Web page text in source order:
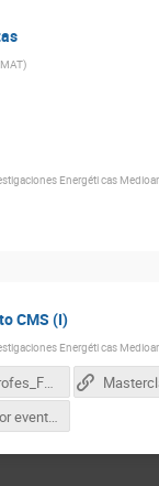
)
Energéti cas
CMS (I)
Energéti cas
JPP_MCProfes_Feb21.pptx
Visualizador eventos